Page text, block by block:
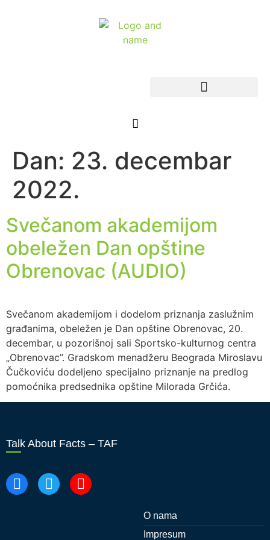
Dan: 23. decembar
2022.
Svečanom akademijom
obeležen Dan opštine
Obrenovac (AUDIO)
Svečanom akademijom i dodelom priznanja zaslužnim
građanima, obeležen je Dan opštine Obrenovac, 20.
decembar, u pozorišnoj sali Sportsko-kulturnog centra
„Obrenovac”. Gradskom menadžeru Beograda Miroslavu
Čučkoviću dodeljeno specijalno priznanje na predlog
pomoćnika predsednika opštine Milorada Grčića.
Talk About Facts – TAF
O nama
Impresum